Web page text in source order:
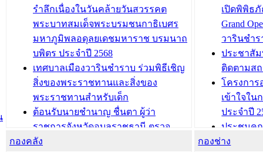
รำลึกเนื่องในวันคล้ายวันสวรรคต
พระบาทสมเด็จพระบรมชนกาธิเบศร
มหาภูมิพลอดุลยเดชมหาราช บรมนาถ
บพิตร ประจำปี 2568
เทศบาลเมืองวารินชำราบ ร่วมพิธีเชิญ
สิ่งของพระราชทานและสิ่งของ
พระราชทานสำหรับเด็ก
ต้อนรับนายชำนาญ ชื่นตา ผู้ว่า
ราชการจังหวัดอุบลราชธานี ตรวจ
ความเรียบร้อยของสถานที่ในการเตรี
เปิดพิพิธภั
Grand
วารินชำร
ประชาสัม
ติดตามส
โครงกา
เข้าใจใน
ประจำปี
ประชุมค
ความเสี่ย
กองคลัง กองช่าง